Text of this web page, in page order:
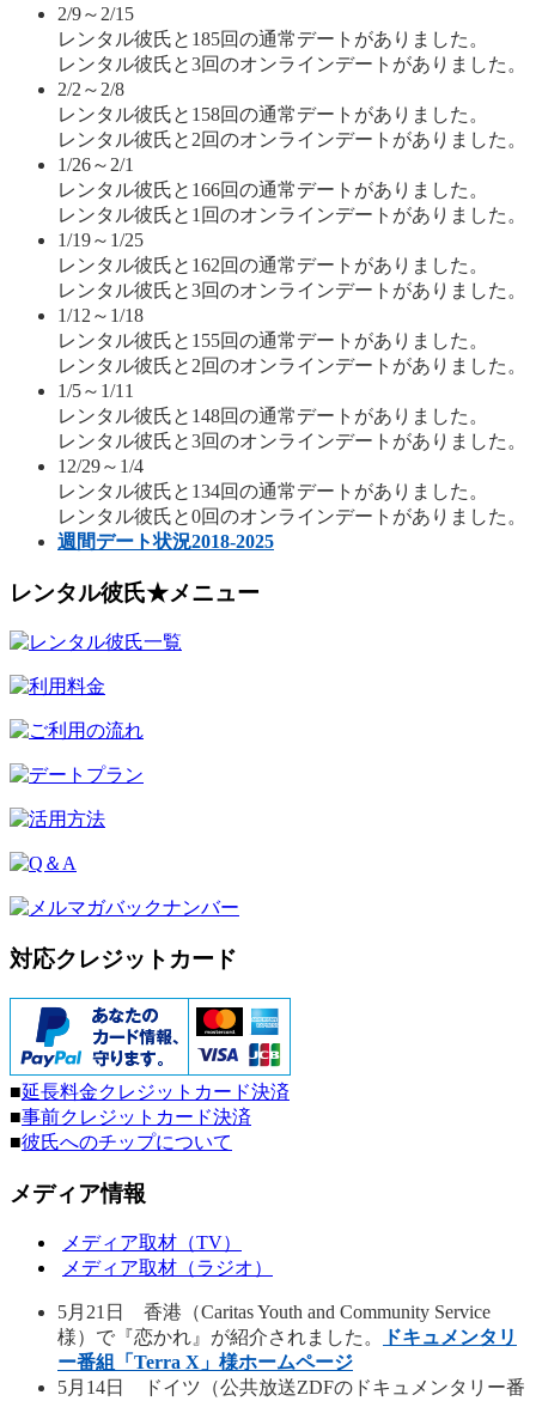
2/9～2/15
レンタル彼氏と185回の通常デートがありました。
レンタル彼氏と3回のオンラインデートがありました。
2/2～2/8
レンタル彼氏と158回の通常デートがありました。
レンタル彼氏と2回のオンラインデートがありました。
1/26～2/1
レンタル彼氏と166回の通常デートがありました。
レンタル彼氏と1回のオンラインデートがありました。
1/19～1/25
レンタル彼氏と162回の通常デートがありました。
レンタル彼氏と3回のオンラインデートがありました。
1/12～1/18
レンタル彼氏と155回の通常デートがありました。
レンタル彼氏と2回のオンラインデートがありました。
1/5～1/11
レンタル彼氏と148回の通常デートがありました。
レンタル彼氏と3回のオンラインデートがありました。
12/29～1/4
レンタル彼氏と134回の通常デートがありました。
レンタル彼氏と0回のオンラインデートがありました。
週間デート状況2018-2025
レンタル彼氏★メニュー
対応クレジットカード
■延長料金クレジットカード決済
■事前クレジットカード決済
■彼氏へのチップについて
メディア情報
メディア取材（TV）
メディア取材（ラジオ）
5月21日 香港（Caritas Youth and Community Service
様）で『恋かれ』が紹介されました。
ドキュメンタリ
ー番組「Terra X」様ホームページ
5月14日 ドイツ（公共放送ZDFのドキュメンタリー番